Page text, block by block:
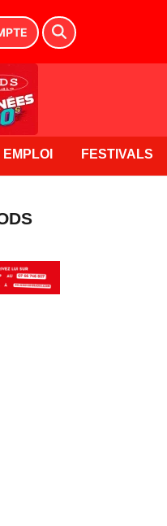
EMPLOI FESTIVALS